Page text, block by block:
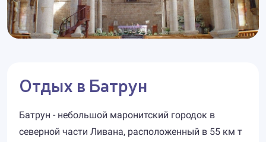
Отдых в Батрун
Батрун - небольшой маронитский городок в
северной части Ливана, расположенный в 55 км т